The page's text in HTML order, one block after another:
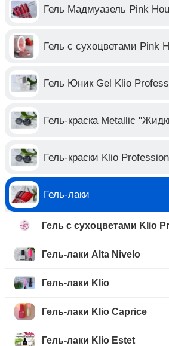
Гель Мадмуазель Pink
Гель с сухоцветами Pink
Гель Юник Gel Klio
Гель-краска Metallic
Гель-краски Klio
Гель-лаки
Гель с сухоцветами Klio
Гель-лаки Alta Nivelo
Гель-лаки Klio
Гель-лаки Klio Caprice
Гель-лаки Klio Estet